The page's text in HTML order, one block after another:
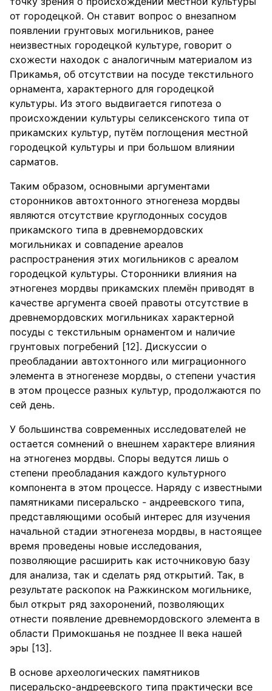
от городецкой. Он ставит вопрос о внезапном
появлении грунтовых могильников, ранее
неизвестных городецкой культуре, говорит о
схожести находок с аналогичным материалом из
Прикамья, об отсутствии на посуде текстильного
орнамента, характерного для городецкой
культуры. Из этого выдвигается гипотеза о
происхождении культуры селиксенского типа от
прикамских культур, путём поглощения местной
городецкой культуры и при большом влиянии
сарматов.
Таким образом, основными аргументами
сторонников автохтонного этногенеза мордвы
являются отсутствие круглодонных сосудов
прикамского типа в древнемордовских
могильниках и совпадение ареалов
распространения этих могильников с ареалом
городецкой культуры. Сторонники влияния на
этногенез мордвы прикамских племён приводят в
качестве аргумента своей правоты отсутствие в
древнемордовских могильниках характерной
посуды с текстильным орнаментом и наличие
грунтовых погребений [12]. Дискуссии о
преобладании автохтонного или миграционного
элемента в этногенезе мордвы, о степени участия
в этом процессе разных культур, продолжаются по
сей день.
У большинства современных исследователей не
остается сомнений о внешнем характере влияния
на этногенез мордвы. Споры ведутся лишь о
степени преобладания каждого культурного
компонента в этом процессе. Наряду с известными
памятниками писеральско - андреевского типа,
представляющими особый интерес для изучения
начальной стадии этногенеза мордвы, в настоящее
время проведены новые исследования,
позволяющие расширить как источниковую базу
для анализа, так и сделать ряд открытий. Так, в
результате раскопок на Ражкинском могильнике,
был открыт ряд захоронений, позволяющих
отнести появление древнемордовского элемента в
области Примокшанья не позднее II века нашей
эры [13].
В основе археологических памятников
писеральско-андреевского типа практически все